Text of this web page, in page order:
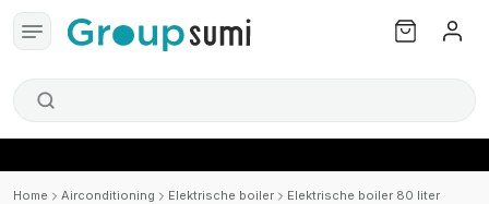
Home Airconditioning Elektrische boiler Elektrische boiler 80 liter